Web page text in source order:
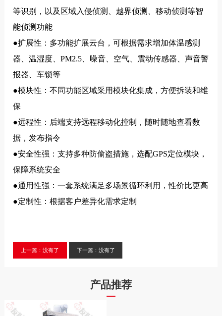
等识别，以及区域入侵侦测、越界侦测、移动侦测等智
能侦测功能
●扩展性：多功能扩展云台，可根据需求增加体温感测
器、温湿度、PM2.5、噪音、空气、震动传感器、声音警
报器、车锁等
●模块性：不同功能区域采用模块化集成，方便拆装和维
保
●远程性：后端支持远程移动化控制，随时随地查看数
据，发布指令
●安全性强：支持多种防偷盗措施，选配GPS定位模块，
保障系统安全
●通用性强：一套系统满足多场景循环利用，性价比更高
●定制性：根据客户差异化需求定制
上一篇：没有了 下一篇：没有了
产品推荐